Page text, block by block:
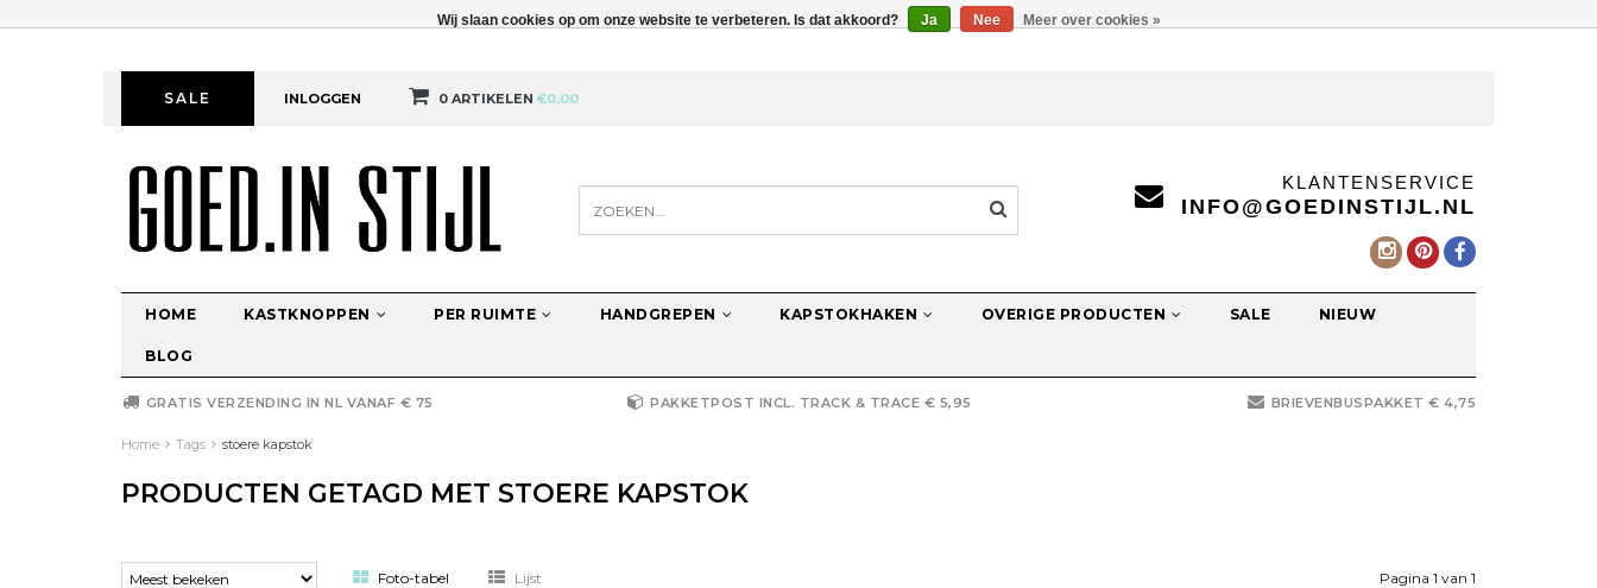
SALE INLOGGEN 0 ARTIKELEN €0,00
KLANTENSERVICE
INFO@GOEDINSTIJL.NL
HOME KASTKNOPPEN PER RUIMTE HANDGREPEN KAPSTOKHAKEN OVERIGE PRODUCTEN SALE NIEUW
BLOG
GRATIS VERZENDING IN NL VANAF € 75 PAKKETPOST INCL. TRACK & TRACE € 5,95 BRIEVENBUSPAKKET € 4,75
Home Tags stoere kapstok
PRODUCTEN GETAGD MET STOERE KAPSTOK
Foto-tabel Lijst Pagina 1 van 1
Wij slaan cookies op om onze website te verbeteren. Is dat akkoord? Ja Nee Meer over cookies »